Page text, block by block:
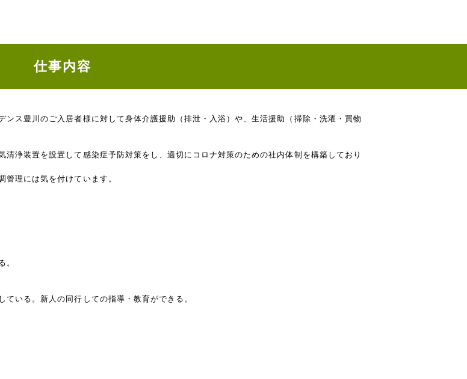
仕事内容
ス豊川のご入居者様に対して身体介護援助（排泄・入浴）や、生活援助（掃除・洗濯・買物
浄装置を設置して感染症予防対策をし、適切にコロナ対策のための社内体制を構築しており
理には気を付けています。
。
いる。新人の同行しての指導・教育ができる。